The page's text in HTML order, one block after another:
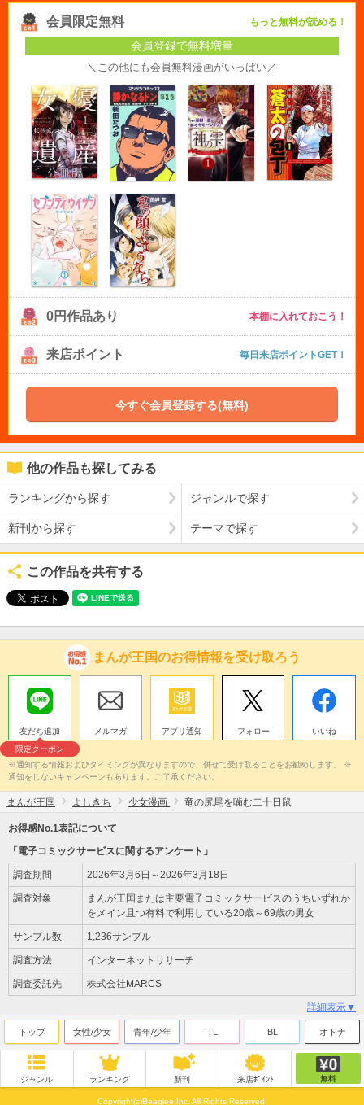
会員限定無料 もっと無料が読める！
会員登録で無料増量
＼この他にも会員無料漫画がいっぱい／
0円作品あり 本棚に入れておこう！
来店ポイント 毎日来店ポイントGET！
今すぐ会員登録する(無料)
他の作品も探してみる
ランキングから探す ジャンルで探す
新刊から探す テーマで探す
この作品を共有する
まんが王国のお得情報を受け取ろう
友だち追加
限定クーポン
メルマガ アプリ通知 フォロー いいね
※通知する情報およびタイミングが異なりますので、併せて受け取ることをお勧めします。 ※
通知をしないキャンペーンもあります。ご了承ください。
まんが王国 よしきち 少女漫画 竜の尻尾を噛む二十日鼠
お得感No.1表記について
「電子コミックサービスに関するアンケート」
調査期間 2026年3月6日～2026年3月18日
調査対象
まんが王国または主要電子コミックサービスのうちいずれか
をメイン且つ有料で利用している20歳～69歳の男女
サンプル数 1,236サンプル
調査方法 インターネットリサーチ
調査委託先 株式会社MARCS
詳細表示▼
トップ 女性/少女 青年/少年 TL BL オトナ
ジャンル ランキング 新刊 来店ﾎﾟｲﾝﾄ 無料
Copyright(c)Beaglee Inc. All Rights Reserved.